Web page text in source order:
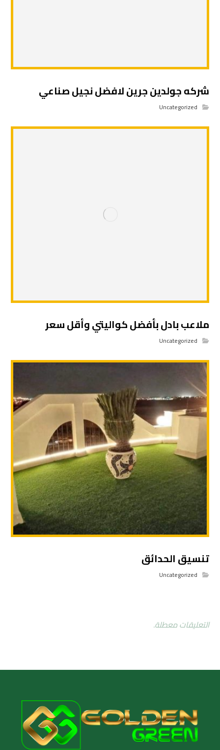
شركه جولدين جرين لافضل نجيل صناعي
Uncategorized
ملاعب بادل بأفضل كواليتي وأقل سعر
Uncategorized
تنسيق الحدائق
Uncategorized
التعليقات معطلة.